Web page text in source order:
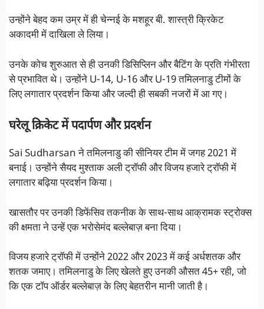
उन्होंने बेहद कम उम्र में ही चेन्नई के मशहूर बी. शास्त्री क्रिकेट
अकादमी में दाखिला ले लिया।
उनके कोच शुरुआत से ही उनकी डिसिप्लिन और बैटिंग के प्रति गंभीरता
से प्रभावित थे। उन्होंने U-14, U-16 और U-19 तमिलनाडु टीमों के
लिए लगातार प्रदर्शन किया और जल्दी ही सबकी नजरों में आ गए।
घरेलू क्रिकेट में पदार्पण और प्रदर्शन
Sai Sudharsan ने तमिलनाडु की सीनियर टीम में जगह 2021 में
बनाई। उन्होंने सैयद मुश्ताक अली ट्रॉफी और विजय हजारे ट्रॉफी में
लगातार बढ़िया प्रदर्शन किया।
खासतौर पर उनकी डिफेंसिव तकनीक के साथ-साथ आक्रामक स्ट्रोक्स
की क्षमता ने उन्हें एक भरोसेमंद बल्लेबाज़ बना दिया।
विजय हजारे ट्रॉफी में उन्होंने 2022 और 2023 में कई अर्धशतक और
शतक जमाए। तमिलनाडु के लिए खेलते हुए उनकी औसत 45+ रही, जो
कि एक टॉप ऑर्डर बल्लेबाज़ के लिए बेहतरीन मानी जाती है।